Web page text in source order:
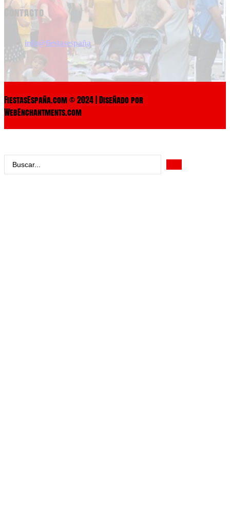
Contacto
info@fiestasespaña
FiestasEspaña.com © 2024 | Diseñado por
WebEnchantments.com